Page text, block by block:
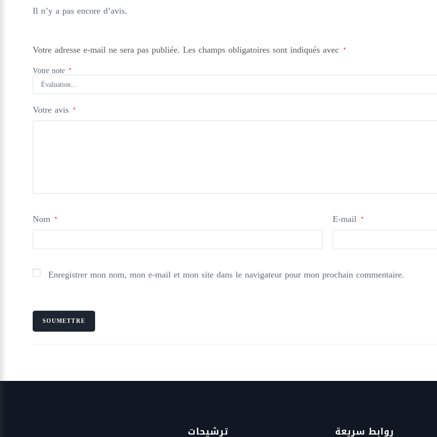
Il n’y a pas encore d’avis.
Votre adresse e-mail ne sera pas publiée. Les champs obligatoires sont indiqués avec *
Votre note *
Votre avis *
Nom * E-mail *
Enregistrer mon nom, mon e-mail et mon site dans le navigateur pour mon prochain commentaire.
ترشيحات روابط سريعة